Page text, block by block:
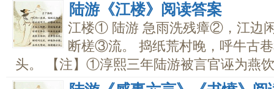
陆游《江楼》阅读答案
江楼① 陆游 急雨洗残瘴②，江边
断槎③流。 捣纸荒村晚，呼牛古
头。 【注】①淳熙三年陆游被言官诬为燕